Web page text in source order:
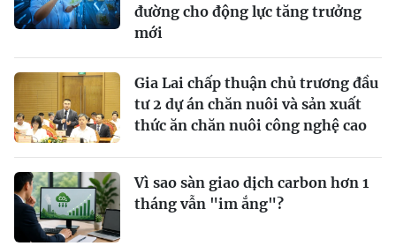
đường cho động lực tăng trưởng
mới
Gia Lai chấp thuận chủ trương đầu
tư 2 dự án chăn nuôi và sản xuất
thức ăn chăn nuôi công nghệ cao
Vì sao sàn giao dịch carbon hơn 1
tháng vẫn "im ắng"?